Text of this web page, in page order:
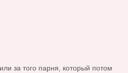
за того парня, который потом